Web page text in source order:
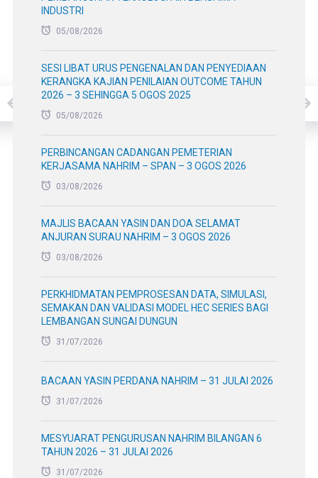
INDUSTRI
05/08/2026
SESI LIBAT URUS PENGENALAN DAN PENYEDIAAN
KERANGKA KAJIAN PENILAIAN OUTCOME TAHUN
2026 – 3 SEHINGGA 5 OGOS 2025
05/08/2026
PERBINCANGAN CADANGAN PEMETERIAN
KERJASAMA NAHRIM – SPAN – 3 OGOS 2026
03/08/2026
MAJLIS BACAAN YASIN DAN DOA SELAMAT
ANJURAN SURAU NAHRIM – 3 OGOS 2026
03/08/2026
PERKHIDMATAN PEMPROSESAN DATA, SIMULASI,
SEMAKAN DAN VALIDASI MODEL HEC SERIES BAGI
LEMBANGAN SUNGAI DUNGUN
31/07/2026
BACAAN YASIN PERDANA NAHRIM – 31 JULAI 2026
31/07/2026
MESYUARAT PENGURUSAN NAHRIM BILANGAN 6
TAHUN 2026 – 31 JULAI 2026
31/07/2026